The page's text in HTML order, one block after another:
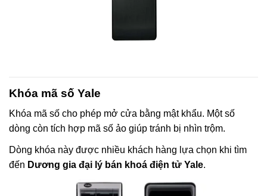
Khóa mã số Yale
Khóa mã số cho phép mở cửa bằng mật khẩu. Một số
dòng còn tích hợp mã số ảo giúp tránh bị nhìn trộm.
Dòng khóa này được nhiều khách hàng lựa chọn khi tìm
đến Dương gia đại lý bán khoá điện tử Yale.